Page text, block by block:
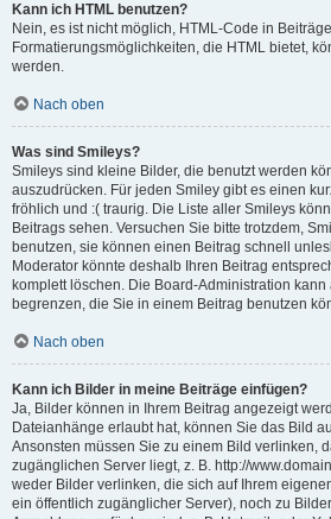
Kann ich HTML benutzen?
Nein, es ist nicht möglich, HTML-Code in
Formatierungsmöglichkeiten, die HTML bietet,
werden.
Nach oben
Was sind Smileys?
Smileys sind kleine Bilder, die benutzt werden
auszudrücken. Für jeden Smiley gibt es einen
fröhlich und :( traurig. Die Liste aller Smileys
Beitrags sehen. Versuchen Sie bitte trotzdem,
benutzen, sie können einen Beitrag schnell
Moderator könnte deshalb Ihren Beitrag
komplett löschen. Die Board-Administration
begrenzen, die Sie in einem Beitrag benutzen
Nach oben
Kann ich Bilder in meine Beiträge einfügen?
Ja, Bilder können in Ihrem Beitrag angezeigt
Dateianhänge erlaubt hat, können Sie das Bild
Ansonsten müssen Sie zu einem Bild verlinken,
zugänglichen Server liegt, z. B. http://
weder Bilder verlinken, die sich auf Ihrem
ein öffentlich zugänglicher Server), noch zu